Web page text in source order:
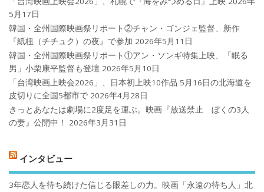
5月17日
韓国・全州国際映画祭リポート②チャン・ゴンジェ監督、新作
『紙杻（チチュク）の夜』で参加 2026年5月11日
韓国・全州国際映画祭リポート①アン・ソンギ特集上映、「眠る
男」小栗康平監督も登壇 2026年5月10日
「台湾映画上映会2026」、日本初上映10作品 5月16日の北海道を
皮切りに全国5都市で 2026年4月28日
きっとあなたは劇場に2度足を運ぶ。映画『放送禁止 ぼくの3人
の妻』公開中！
2026年3月31日
インタビュー
3年恋人を待ち続けた信じる眼差しの力。映画「永遠の待ち人」北